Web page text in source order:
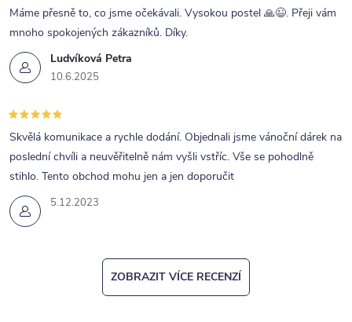
k
y
v
p
i
s
u
Ludvíková Petra
10.6.2025
Máme přesně to, co jsme očekávali. Vysokou postel 🙏😉. Přeji vám
mnoho spokojených zákazníků. Díky.
5.12.2023
Skvělá komunikace a rychle dodání. Objednali jsme vánoční dárek na
poslední chvíli a neuvěřitelně nám vyšli vstříc. Vše se pohodlně
stihlo. Tento obchod mohu jen a jen doporučit
ZOBRAZIT VÍCE RECENZÍ